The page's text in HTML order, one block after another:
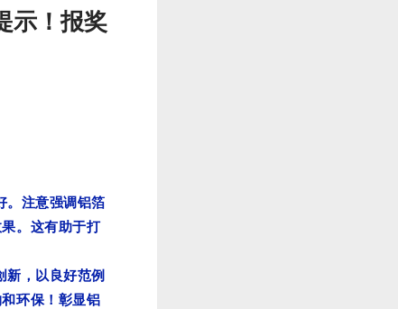
示！报奖
注意强调铝箔
。这有助于打
，以良好范例
环保！彰显铝